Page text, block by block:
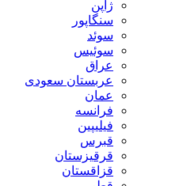
ژاپن
سنگاپور
سوئد
سوئیس
عراق
عربستان سعودی
عمان
فرانسه
فیلیپین
قبرس
قرقیزستان
قزاقستان